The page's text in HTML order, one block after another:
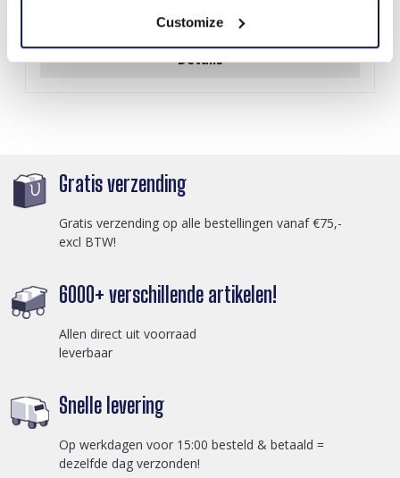
Customize
Login voor prijzen
Details
Gratis verzending
Gratis verzending op alle bestellingen vanaf €75,-
excl BTW!
6000+ verschillende artikelen!
Allen direct uit voorraad
leverbaar
Snelle levering
Op werkdagen voor 15:00 besteld & betaald =
dezelfde dag verzonden!